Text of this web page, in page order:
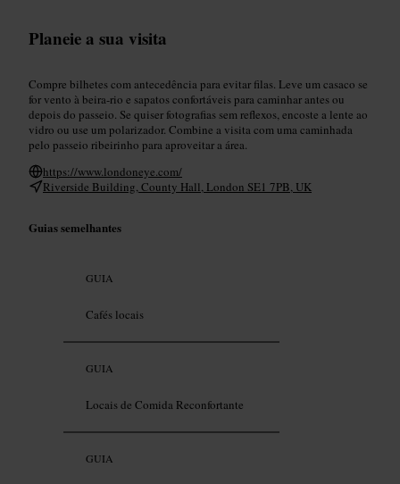
Planeie a sua visita
Compre bilhetes com antecedência para evitar filas. Leve um casaco se
for vento à beira-rio e sapatos confortáveis para caminhar antes ou
depois do passeio. Se quiser fotografias sem reflexos, encoste a lente ao
vidro ou use um polarizador. Combine a visita com uma caminhada
pelo passeio ribeirinho para aproveitar a área.
https://www.londoneye.com/
Riverside Building, County Hall, London SE1 7PB, UK
Guias semelhantes
GUIA
Cafés locais
GUIA
Locais de Comida Reconfortante
GUIA